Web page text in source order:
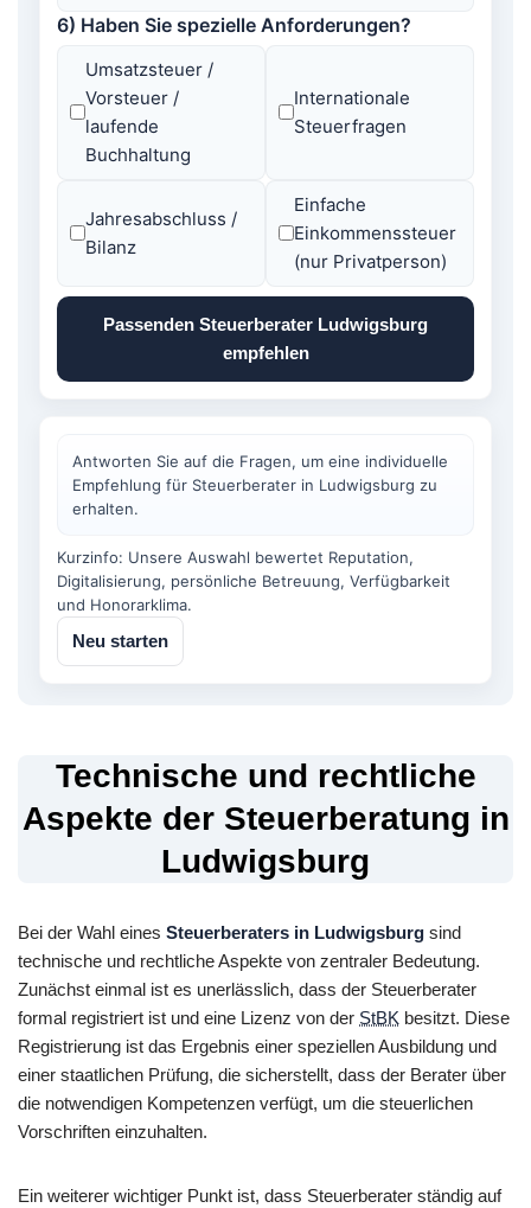
6) Haben Sie spezielle Anforderungen?
Umsatzsteuer /
Vorsteuer /
laufende
Buchhaltung
Internationale
Steuerfragen
Jahresabschluss /
Bilanz
Einfache
Einkommenssteuer
(nur Privatperson)
Passenden Steuerberater Ludwigsburg
empfehlen
Antworten Sie auf die Fragen, um eine individuelle
Empfehlung für Steuerberater in Ludwigsburg zu
erhalten.
Kurzinfo: Unsere Auswahl bewertet Reputation,
Digitalisierung, persönliche Betreuung, Verfügbarkeit
und Honorarklima.
Neu starten
Technische und rechtliche
Aspekte der Steuerberatung in
Ludwigsburg
Bei der Wahl eines Steuerberaters in Ludwigsburg sind
technische und rechtliche Aspekte von zentraler Bedeutung.
Zunächst einmal ist es unerlässlich, dass der Steuerberater
formal registriert ist und eine Lizenz von der StBK besitzt. Diese
Registrierung ist das Ergebnis einer speziellen Ausbildung und
einer staatlichen Prüfung, die sicherstellt, dass der Berater über
die notwendigen Kompetenzen verfügt, um die steuerlichen
Vorschriften einzuhalten.
Ein weiterer wichtiger Punkt ist, dass Steuerberater ständig auf